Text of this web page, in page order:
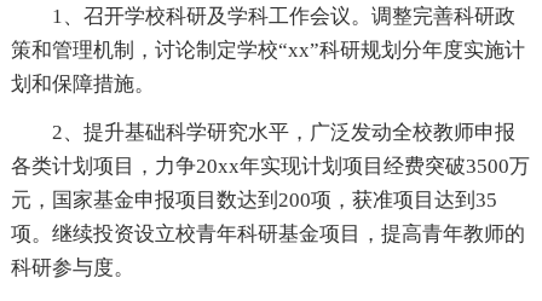
1、召开学校科研及学科工作会议。调整完善科研政
策和管理机制，讨论制定学校“xx”科研规划分年度实施计
划和保障措施。
2、提升基础科学研究水平，广泛发动全校教师申报
各类计划项目，力争20xx年实现计划项目经费突破3500万
元，国家基金申报项目数达到200项，获准项目达到35
项。继续投资设立校青年科研基金项目，提高青年教师的
科研参与度。